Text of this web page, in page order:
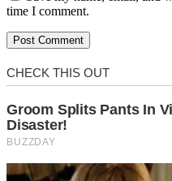
time I comment.